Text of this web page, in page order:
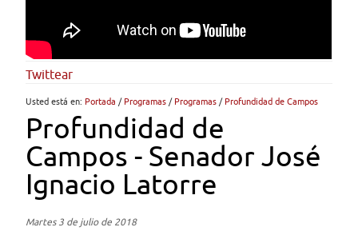
Twittear
Usted está en: Portada / Programas / Programas / Profundidad de Campos
Profundidad de
Campos - Senador José
Ignacio Latorre
Martes 3 de julio de 2018